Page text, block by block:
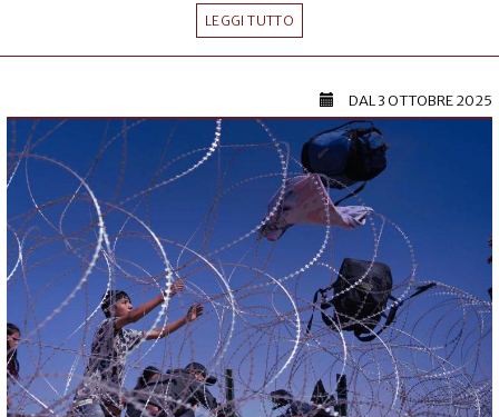
LEGGI TUTTO
DAL3 OTTOBRE 2025